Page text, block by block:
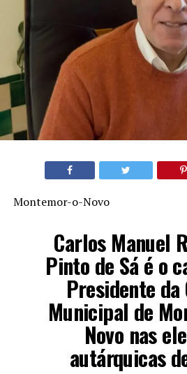
Montemor-o-Novo
Carlos Manuel
Pinto de Sá é o
Presidente da
Municipal de
Novo nas
autárquicas